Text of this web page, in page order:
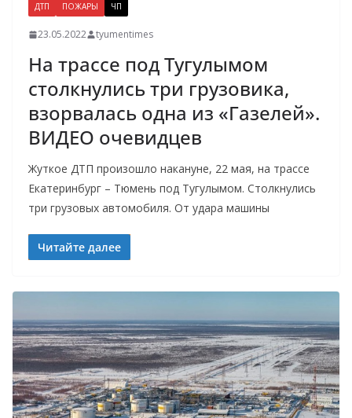
ДТП ПОЖАРЫ ЧП
23.05.2022 tyumentimes
На трассе под Тугулымом
столкнулись три грузовика,
взорвалась одна из «Газелей».
ВИДЕО очевидцев
Жуткое ДТП произошло накануне, 22 мая, на трассе
Екатеринбург – Тюмень под Тугулымом. Столкнулись
три грузовых автомобиля. От удара машины
Читайте далее